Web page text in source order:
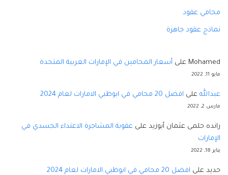
محامي عقود
نماذج عقود جاهزة
Mohamed على أسعار المحامين في الإمارات العربية المتحدة
مايو 11, 2022
عبدالله على افضل 20 محامي في ابوظبي الامارات لعام 2024
مارس 2, 2022
رانده حلمى عثمان أبوزيد على عقوبة المشاجرة الاعتداء الجسدي في
الإمارات
يناير 18, 2022
حديد على افضل 20 محامي في ابوظبي الامارات لعام 2024